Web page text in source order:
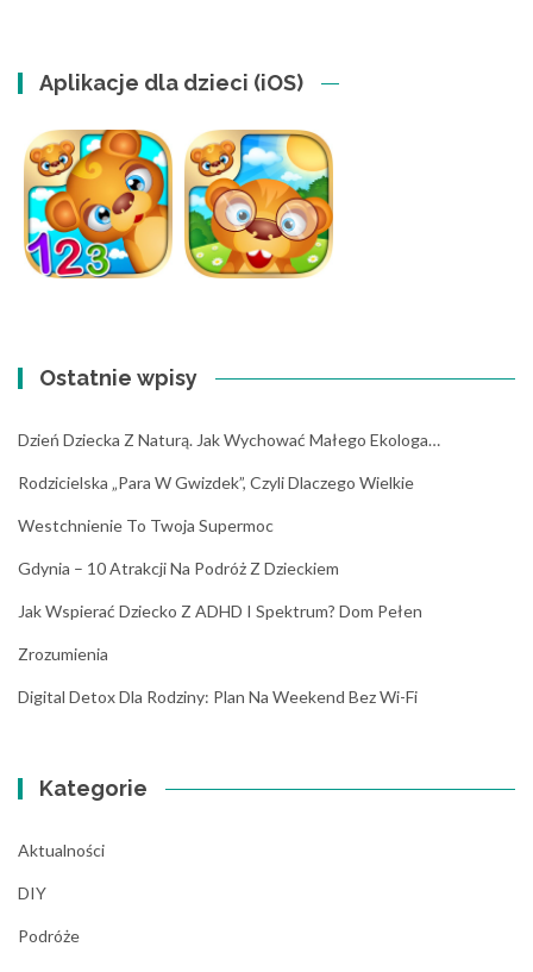
Aplikacje dla dzieci (iOS)
Ostatnie wpisy
Dzień Dziecka Z Naturą. Jak Wychować Małego Ekologa…
Rodzicielska „para W Gwizdek”, Czyli Dlaczego Wielkie
Westchnienie To Twoja Supermoc
Gdynia – 10 Atrakcji Na Podróż Z Dzieckiem
Jak Wspierać Dziecko Z ADHD I Spektrum? Dom Pełen
Zrozumienia
Digital Detox Dla Rodziny: Plan Na Weekend Bez Wi-Fi
Kategorie
Aktualności
DIY
Podróże